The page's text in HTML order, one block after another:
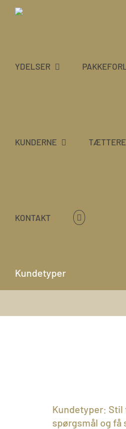
YDELSER
KUNDERNE TÆTTERE
KONTAKT
Kundetyper
Kundetyper: Stil
spørgsmål og få